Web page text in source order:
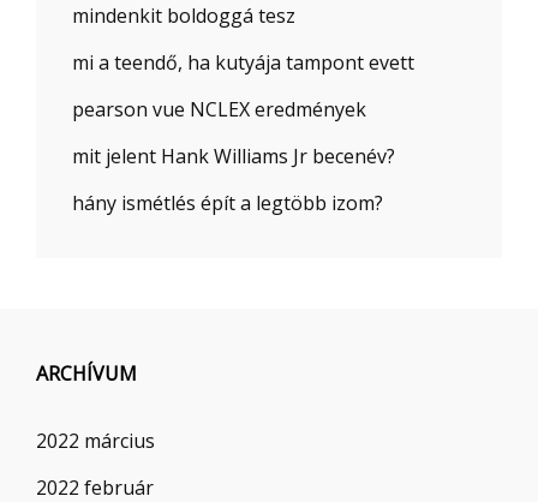
mindenkit boldoggá tesz
mi a teendő, ha kutyája tampont evett
pearson vue NCLEX eredmények
mit jelent Hank Williams Jr becenév?
hány ismétlés épít a legtöbb izom?
ARCHÍVUM
2022 március
2022 február